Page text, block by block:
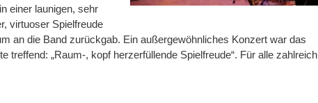
einer launigen, sehr
virtuoser Spielfreude
an die Band zurückgab. Ein außergewöhnliches Konzert war das
„Raum-, kopf herzerfüllende Spielfreude“. Für alle zahlreich